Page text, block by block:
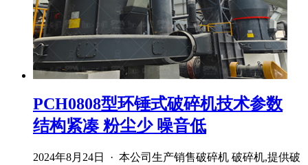
PCH0808型环锤式破碎机技术参数
结构紧凑 粉尘少 噪音低
2024年8月24日 · 本公司生产销售破碎机 破碎机,提供破